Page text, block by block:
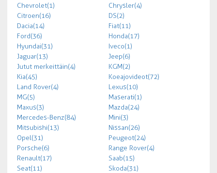
Chevrolet (1)
Chrysler (4)
Citroen (16)
DS (2)
Dacia (14)
Fiat (11)
Ford (36)
Honda (17)
Hyundai (31)
Iveco (1)
Jaguar (13)
Jeep (6)
Jutut merkeittäin (4)
KGM (2)
Kia (45)
Koeajovideot (72)
Land Rover (4)
Lexus (10)
MG (5)
Maserati (1)
Maxus (3)
Mazda (24)
Mercedes-Benz (84)
Mini (3)
Mitsubishi (13)
Nissan (26)
Opel (31)
Peugeot (24)
Porsche (6)
Range Rover (4)
Renault (17)
Saab (15)
Seat (11)
Skoda (31)